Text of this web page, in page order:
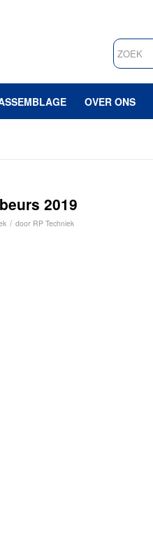
OVER ONS
2019
/ door RP Techniek